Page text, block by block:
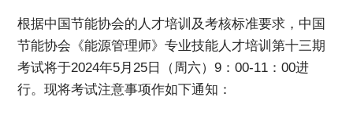
根据中国节能协会的人才培训及考核标准要求，中国
节能协会《能源管理师》专业技能人才培训第十三期
考试将于2024年5月25日（周六）9：00-11：00进
行。现将考试注意事项作如下通知：